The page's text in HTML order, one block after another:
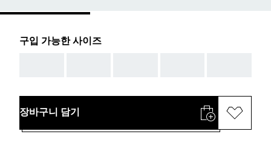
구입 가능한 사이즈
장바구니 담기